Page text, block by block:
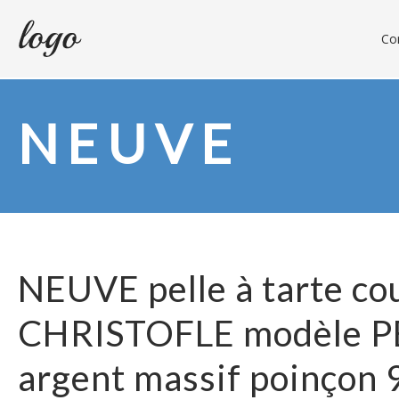
NEUVE
NEUVE pelle à tarte
CHRISTOFLE modèle
argent massif poinçon